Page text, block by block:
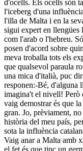
d'ocells. Els ocells són
l'iceberg d'una
l'illa de Malta i en la
sigui expert en llengües
com l'arab o l'hebreu.
posen d'acord sobre
meva troballa tots els
que qualsevol paraula
una mica d'italià, puc
responen:-Bé, d'alguna
imagina't el nivell! Però
vaig demostrar és que
gran. Jo, prèviament,
història del meu país,
sota la influència
Vaig anar a Malta amb
el fet és que tinc un